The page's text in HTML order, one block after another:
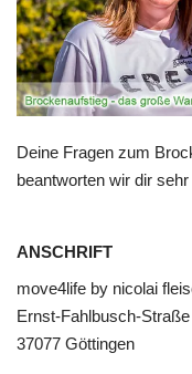
Deine Fragen zum
beantworten wir dir sehr
ANSCHRIFT
move4life by nicolai
Ernst-Fahlbusch-
37077 Göttingen